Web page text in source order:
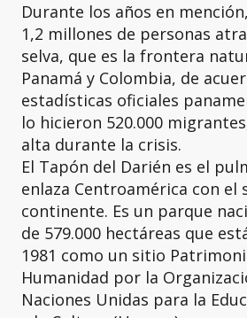
Durante los años en
1,2 millones de personas
selva, que es la frontera
Panamá y Colombia, de
estadísticas oficiales
lo hicieron 520.000
alta durante la crisis.
El Tapón del Darién es el
enlaza Centroamérica con el
continente. Es un parque
de 579.000 hectáreas que
1981 como un sitio
Humanidad por la
Naciones Unidas para la